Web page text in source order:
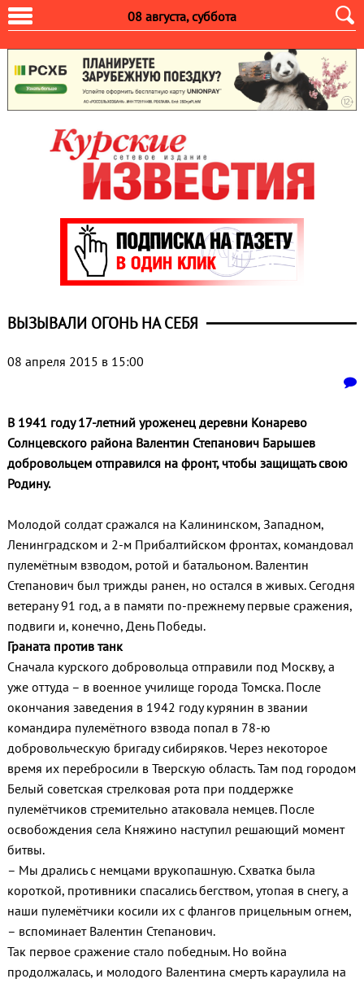
08 августа, суббота
ВЫЗЫВАЛИ ОГОНЬ НА СЕБЯ
08 апреля 2015 в 15:00
В 1941 году 17-летний уроженец деревни Конарево
Солнцевского района Валентин Степанович Барышев
добровольцем отправился на фронт, чтобы защищать свою
Родину.
Молодой солдат сражался на Калининском, Западном,
Ленинградском и 2-м Прибалтийском фронтах, командовал
пулемётным взводом, ротой и батальоном. Валентин
Степанович был трижды ранен, но остался в живых. Сегодня
ветерану 91 год, а в памяти по-прежнему первые сражения,
подвиги и, конечно, День Победы.
Граната против танк
Сначала курского добровольца отправили под Москву, а
уже оттуда – в военное училище города Томска. После
окончания заведения в 1942 году курянин в звании
командира пулемётного взвода попал в 78-ю
добровольческую бригаду сибиряков. Через некоторое
время их перебросили в Тверскую область. Там под городом
Белый советская стрелковая рота при поддержке
пулемётчиков стремительно атаковала немцев. После
освобождения села Княжино наступил решающий момент
битвы.
– Мы дрались с немцами врукопашную. Схватка была
короткой, противники спасались бегством, утопая в снегу, а
наши пулемётчики косили их с флангов прицельным огнем,
– вспоминает Валентин Степанович.
Так первое сражение стало победным. Но война
продолжалась, и молодого Валентина смерть караулила на